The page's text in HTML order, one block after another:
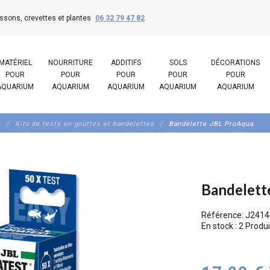
crevettes et plantes 06 32 79 47 82
POUR
NOURRITURE
POUR
AQUARIUM
ADDITIFS
POUR
AQUARIUM
SOLS
POUR
AQUARIUM
DÉCORATIONS
POUR
AQUARIUM
Kits de tests en gouttes et bandelettes Bandelette JBL ProAqua
Référence:
En stock : 2